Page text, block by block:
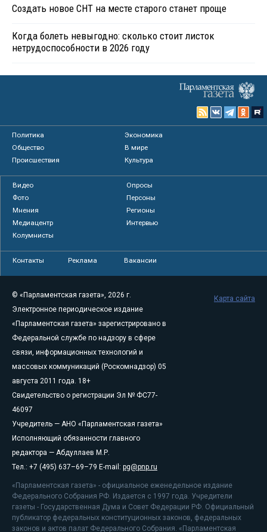
Создать новое СНТ на месте старого станет проще
Когда болеть невыгодно: сколько стоит листок
нетрудоспособности в 2026 году
Политика
Экономика
Общество
В мире
Происшествия
Культура
Видео
Опросы
Фото
Персоны
Мнения
Регионы
Медиацентр
Интервью
Колумнисты
Контакты Реклама Вакансии
© «Парламентская газета», 2026 г.
Электронное периодическое издание
«Парламентская газета» зарегистрировано в
Федеральной службе по надзору в сфере
связи, информационных технологий и
массовых коммуникаций (Роскомнадзор) 05
августа 2011 года. 18+
Свидетельство о регистрации Эл № ФС77-
46097
Учредитель — АНО «Парламентская газета»
Исполняющий обязанности главного
редактора — Абдуллаев М.Р.
Тел.: +7 (495) 637–69–79 E-mail: pg@pnp.ru
«Парламентская газета» - официальное еженедельное издание
Федерального Собрания РФ. Издается с 1997 года. Учредители
газеты - Государственная Дума и Совет Федерации РФ. Официальный
публикатор федеральных конституционных законов, федеральных
законов и актов палат Федерального Собрания. «Парламентская
Карта сайта